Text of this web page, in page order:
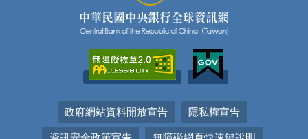
政府網站資料開放宣告 隱私權宣告